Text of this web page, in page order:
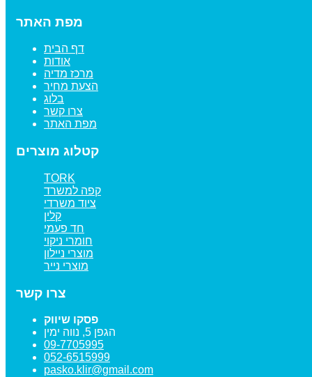
מפת האתר
דף הבית
אודות
מרכז מדיה
הצעת מחיר
בלוג
צרו קשר
מפת האתר
קטלוג מוצרים
TORK
קפה למשרד
ציוד משרדי
קלין
חד פעמי
חומרי ניקוי
מוצרי ניילון
מוצרי נייר
צרו קשר
פסקו שיווק
הגפן 5, נווה ימין
09-7705995
052-6515999
pasko.klir@gmail.com